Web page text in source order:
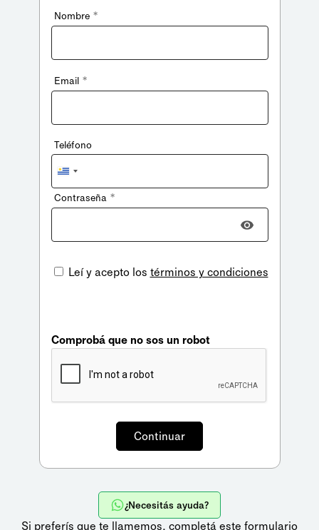
Nombre *
Email *
Teléfono
Uruguay
+598
Contraseña *
Leí y acepto los términos y condiciones
Comprobá que no sos un robot
¿Necesitás ayuda?
Si preferís que te llamemos, completá este formulario